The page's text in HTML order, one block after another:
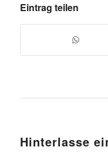
Eintrag teilen
Hinterlasse